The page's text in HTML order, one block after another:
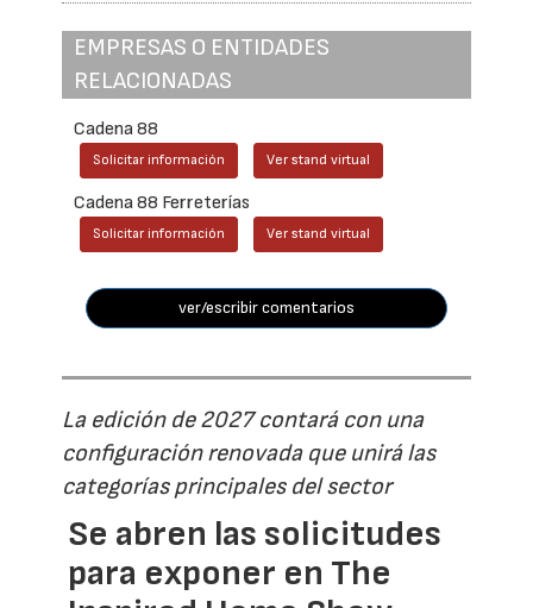
EMPRESAS O ENTIDADES
RELACIONADAS
Cadena 88
Solicitar información Ver stand virtual
Cadena 88 Ferreterías
Solicitar información Ver stand virtual
ver/escribir comentarios
La edición de 2027 contará con una
configuración renovada que unirá las
categorías principales del sector
Se abren las solicitudes
para exponer en The